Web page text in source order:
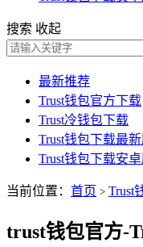
搜索 收起
最新推荐
Trust钱包官方下载
Trust冷钱包下载
Trust钱包下载最
Trust钱包下载安
当前位置： 首页 > Trust
trust钱包官方-